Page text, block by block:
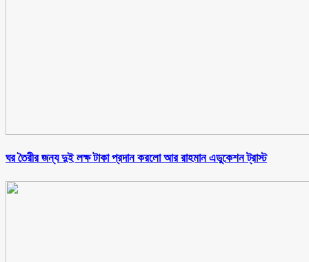
ঘর তৈরীর জন্য দুই লক্ষ টাকা প্রদান করলো আর রাহমান এডুকেশন ট্রাস্ট